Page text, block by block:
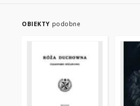
OBIEKTY podobne